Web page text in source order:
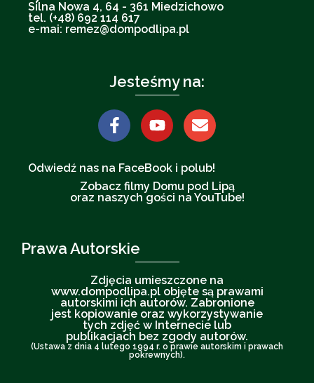
Silna Nowa 4, 64 - 361 Miedzichowo
tel. (+48) 692 114 617
e-mai: remez@dompodlipa.pl
Jesteśmy na:
Odwiedź nas na FaceBook i polub!
Zobacz filmy Domu pod Lipą
oraz naszych gości na YouTube!
Prawa Autorskie
Zdjęcia umieszczone na
www.dompodlipa.pl objęte są prawami
autorskimi ich autorów. Zabronione
jest kopiowanie oraz wykorzystywanie
tych zdjęć w Internecie lub
publikacjach bez zgody autorów.
(Ustawa z dnia 4 lutego 1994 r. o prawie autorskim i prawach
pokrewnych).